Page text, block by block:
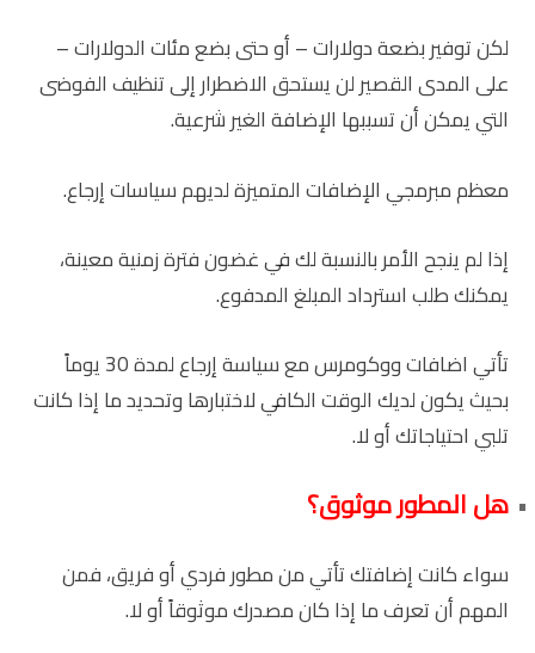
لكن توفير بضعة دولارات – أو حتى بضع مئات الدولارات –
على المدى القصير لن يستحق الاضطرار إلى تنظيف الفوضى
التي يمكن أن تسببها الإضافة الغير شرعية.
معظم مبرمجي الإضافات المتميزة لديهم سياسات إرجاع.
إذا لم ينجح الأمر بالنسبة لك في غضون فترة زمنية معينة،
يمكنك طلب استرداد المبلغ المدفوع.
تأتي اضافات ووكومرس مع سياسة إرجاع لمدة 30 يوماً
بحيث يكون لديك الوقت الكافي لاختبارها وتحديد ما إذا كانت
تلبي احتياجاتك أو لا.
هل المطور موثوق؟
سواء كانت إضافتك تأتي من مطور فردي أو فريق، فمن
المهم أن تعرف ما إذا كان مصدرك موثوقاً أو لا.